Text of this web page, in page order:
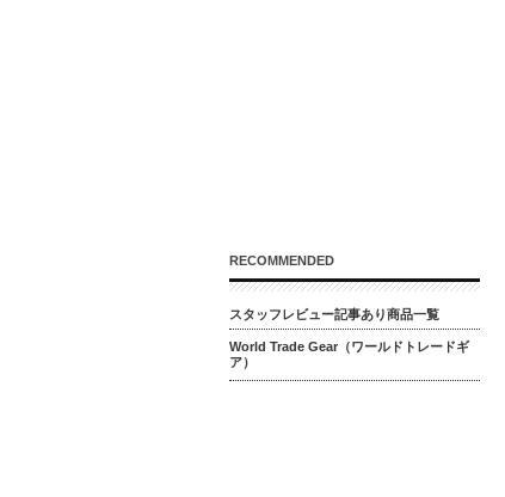
RECOMMENDED
スタッフレビュー記事あり商品一覧
World Trade Gear（ワールドトレードギ
ア）